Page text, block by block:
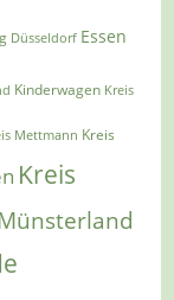
Düsseldorf Essen
Kinderwagen Kreis
Mettmann Kreis
Kreis
Münsterland